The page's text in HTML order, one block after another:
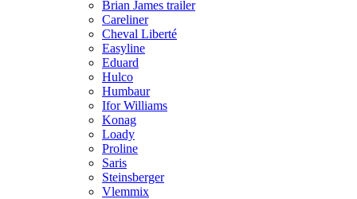
Brian James trailer
Careliner
Cheval Liberté
Easyline
Eduard
Hulco
Humbaur
Ifor Williams
Konag
Loady
Proline
Saris
Steinsberger
Vlemmix